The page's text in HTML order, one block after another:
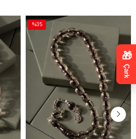
%35
İndirim
%35İndirim
🎁
Çark